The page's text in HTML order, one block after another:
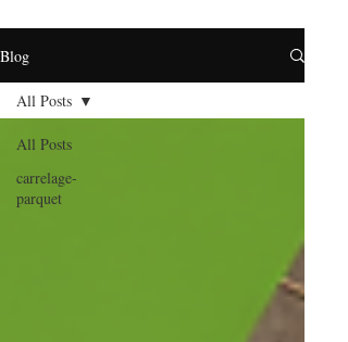
Blog
All Posts
carrelage-
parquet
All Posts